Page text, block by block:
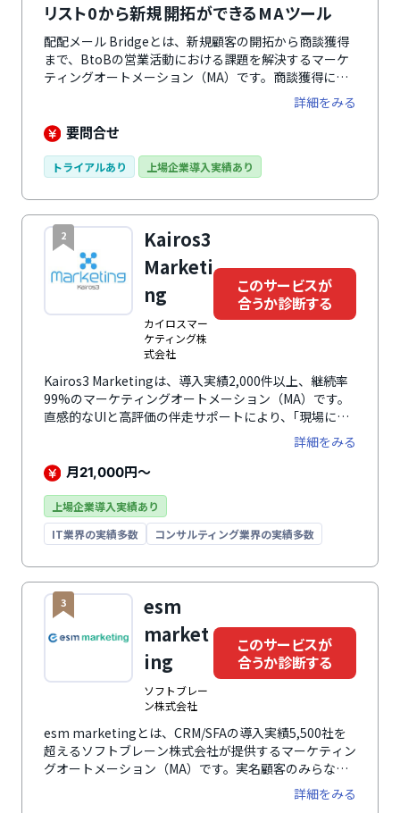
リスト0から新規開拓ができるMAツール
配配メール Bridgeとは、新規顧客の開拓から商談獲得
まで、BtoBの営業活動における課題を解決するマーケ
ティングオートメーション（MA）です。商談獲得に特
化した機能や、シンプルな設定画面に加え、専任のスタ
ッフによる手厚い無償支援により、MAの導入がはじめ
ての企業でも安心して利用できます。ノウハウ提供によ
成功事例や要望を取り入れてサービスを改善することで
詳細をみる
要問合せ
トライアルあり 上場企業導入実績あり
2
Kairos3
Marketi
ng
カイロスマー
ケティング株
式会社
このサービスが
合うか診断する
Kairos3 Marketingは、導入実績2,000件以上、継続率
99%のマーケティングオートメーション（MA）です。
直感的なUIと高評価の伴走サポートにより、｢現場に定
着しやすいMA｣として、規模を問わず多くの企業に利用
されています。名刺データの取り込みやメール作成はAI
がサポート。マーケティング施策の効率化はもちろん、
す。さらに、SFAツール｢Kairos3 Sales｣や他社システム
との連携で拡張も可能。強固なセキュリティと柔軟なア
クセス管理にも対応し、大規模組織で部署・拠点・グル
詳細をみる
月21,000円～
上場企業導入実績あり
IT業界の実績多数
コンサルティング業界の実績多数
3
esm
market
ing
ソフトブレー
ン株式会社
このサービスが
合うか診断する
esm marketingとは、CRM/SFAの導入実績5,500社を
超えるソフトブレーン株式会社が提供するマーケティン
グオートメーション（MA）です。実名顧客のみらなら
ず、匿名の見込み顧客にもアプローチできるのが特徴の
ひとつ。匿名リードであっても興味関心に合わせたアプ
詳細をみる